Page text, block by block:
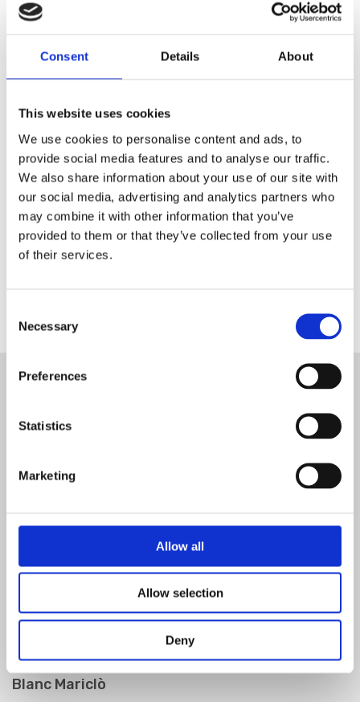
Consent Details About
This website uses cookies
We use cookies to personalise content and ads, to
provide social media features and to analyse our traffic.
We also share information about your use of our site with
our social media, advertising and analytics partners who
may combine it with other information that you’ve
provided to them or that they’ve collected from your use
of their services.
Selection
Necessary
Preferences
Statistics
Marketing
Allow all
Allow selection
Deny
Registrieren Sie sich als
Händler von Blanc MariClo‘
E-Mail
REGISTRIEREN
REGISTRIEREN SIE SICH FÜR DEN
Blanc Mariclò